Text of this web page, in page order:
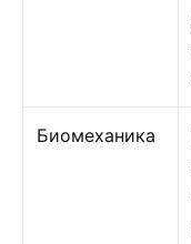
Биомеханика